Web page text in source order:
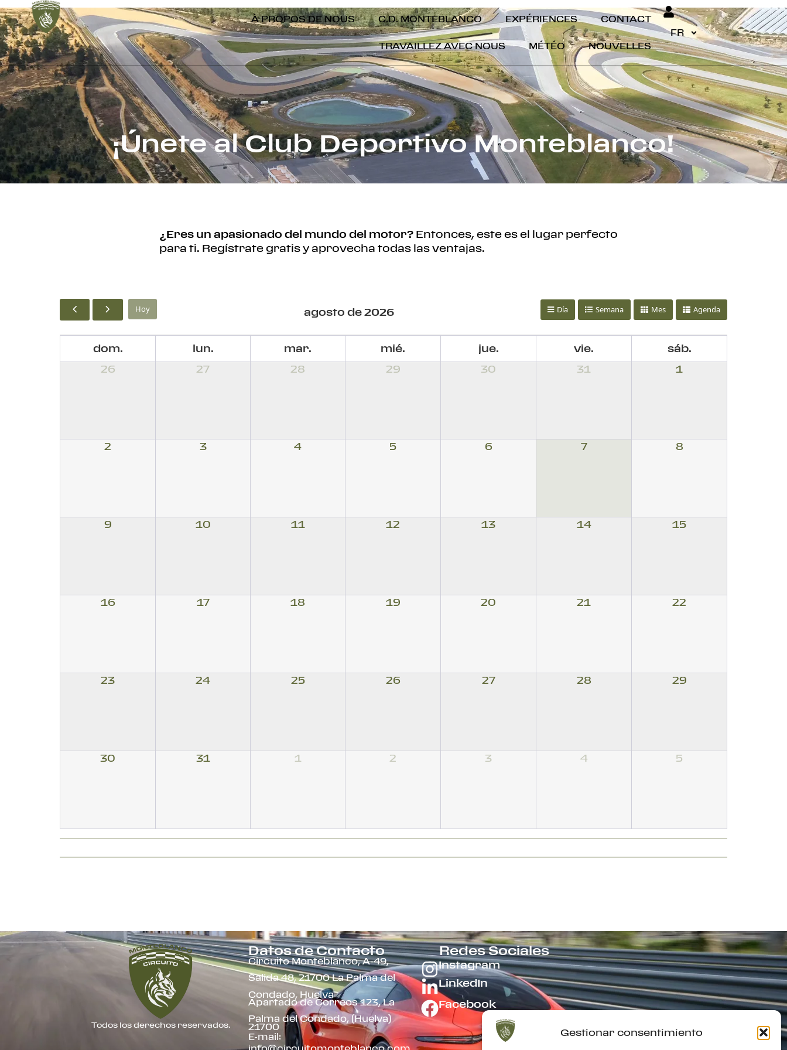
Gestionar consentimiento
À PROPOS DE NOUS C.D. MONTEBLANCO EXPÉRIENCES CONTACT
TRAVAILLEZ AVEC NOUS MÉTÉO NOUVELLES
FR
¡Únete al Club Deportivo Monteblanco!
¿Eres un apasionado del mundo del motor? Entonces, este es el lugar perfecto
para ti. Regístrate gratis y aprovecha todas las ventajas.
Hoy agosto de 2026 Día Semana Mes Agenda
dom. lun. mar. mié. jue. vie.
sáb.
26
27 28 29 30 31 1
2 3 4 5 6 7 8
9 10 11 12 13 14 15
16 17 18 19 20 21 22
23 24 25 26 27 28 29
30 31 1 2 3 4 5
Todos los derechos reservados.
Datos de Contacto
Circuito Monteblanco, A-49,
Salida 48, 21700 La Palma del
Condado, Huelva
Apartado de Correos 123, La
Palma del Condado, (Huelva)
21700
E-mail:
Redes Sociales
Instagram
LinkedIn
Facebook